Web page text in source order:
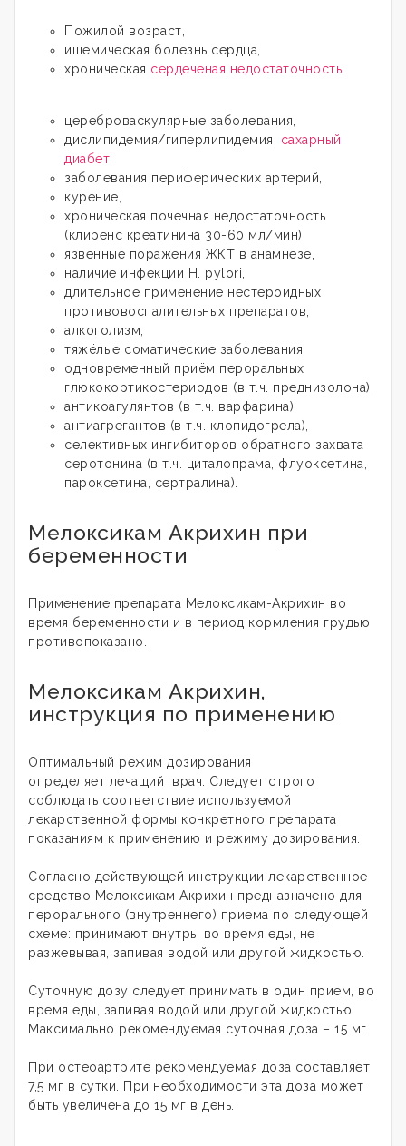
Пожилой возраст,
ишемическая болезнь сердца,
хроническая сердеченая недостаточность
цереброваскулярные заболевания,
дислипидемия/гиперлипидемия, сахарный
диабет
заболевания периферических артерий,
курение,
хроническая почечная недостаточность
(клиренс креатинина 30-60 мл/мин),
язвенные поражения ЖКТ в анамнезе,
наличие инфекции Н. pylori,
длительное применение нестероидных
противовоспалительных препаратов,
алкоголизм,
тяжёлые соматические заболевания,
одновременный приём пероральных
глюкокортикостериодов (в т.ч. преднизолона),
антикоагулянтов (в т.ч. варфарина),
антиагрегантов (в т.ч. клопидогрела),
селективных ингибиторов обратного захвата
серотонина (в т.ч. циталопрама, флуоксетина,
пароксетина, сертралина).
Мелоксикам Акрихин при
беременности
Применение препарата Мелоксикам-Акрихин во
время беременности и в период кормления грудью
противопоказано.
Мелоксикам Акрихин,
инструкция по применению
Оптимальный режим дозирования
определяет лечащий врач. Следует строго
соблюдать соответствие используемой
лекарственной формы конкретного препарата
показаниям к применению и режиму дозирования.
Согласно действующей инструкции лекарственное
средство Мелоксикам Акрихин предназначено для
перорального (внутреннего) приема по следующей
схеме: принимают внутрь, во время еды, не
разжевывая, запивая водой или другой жидкостью.
Суточную дозу следует принимать в один прием, во
время еды, запивая водой или другой жидкостью.
Максимально рекомендуемая суточная доза – 15 мг.
При остеоартрите рекомендуемая доза составляет
7,5 мг в сутки. При необходимости эта доза может
быть увеличена до 15 мг в день.